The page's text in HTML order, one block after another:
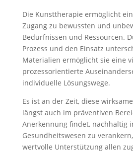
Die Kunsttherapie ermöglicht
Zugang zu bewussten und
Bedürfnissen und Ressourcen.
Prozess und den Einsatz
Materialien ermöglicht sie eine
prozessorientierte
individuelle Lösungswege.
Es ist an der Zeit, diese
längst auch im präventiven
Anerkennung findet, nachhaltig
Gesundheitswesen zu
wertvolle Unterstützung allen